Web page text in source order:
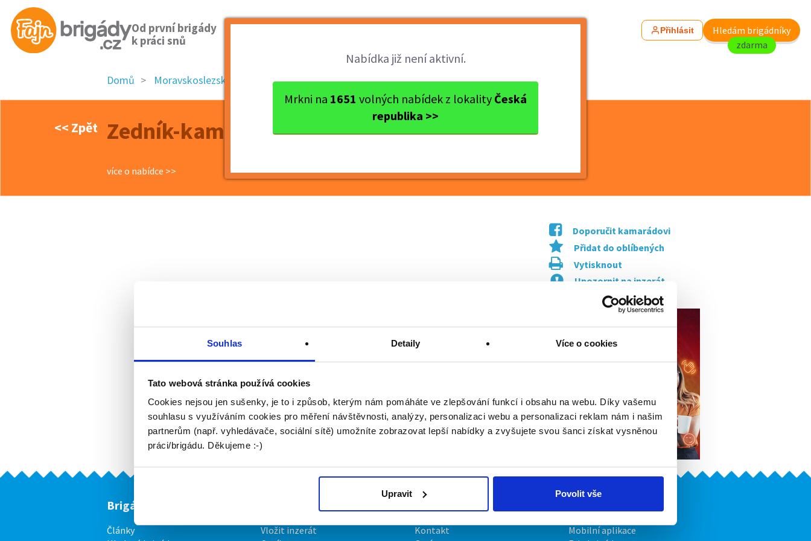
Souhlas Detaily Více o cookies
Tato webová stránka používá cookies
Cookies nejsou jen sušenky, je to i způsob, kterým nám pomáháte ve zlepšování funkcí i obsahu na webu. Díky vašemu
souhlasu s využíváním cookies pro měření návštěvnosti, analýzy, personalizaci webu a personalizaci reklam nám i našim
partnerům (např. vyhledávače, sociální sítě) umožníte zobrazovat lepší nabídky a zvyšujete svou šanci získat vysněnou
práci/brigádu. Děkujeme :-)
Upravit Povolit vše
Od první brigády
k práci snů
Přihlásit
Hledám brigádníky
zdarma
Nabídka již není aktivní.
Mrkni na 1651 volných nabídek z lokality Česká
republika >>
Domů Moravskoslezský kraj okres Nový Jičín Bílovec Zedník-kameník-stavební dělník
<< Zpět Zedník-kameník-stavební dělník
více o nabídce >>
Doporučit kamarádovi
Přidat do oblíbených
Vytisknout
Upozornit na inzerát
Brigádníci
Články
Vložit inzerát
Kontakt
Mobilní aplikace